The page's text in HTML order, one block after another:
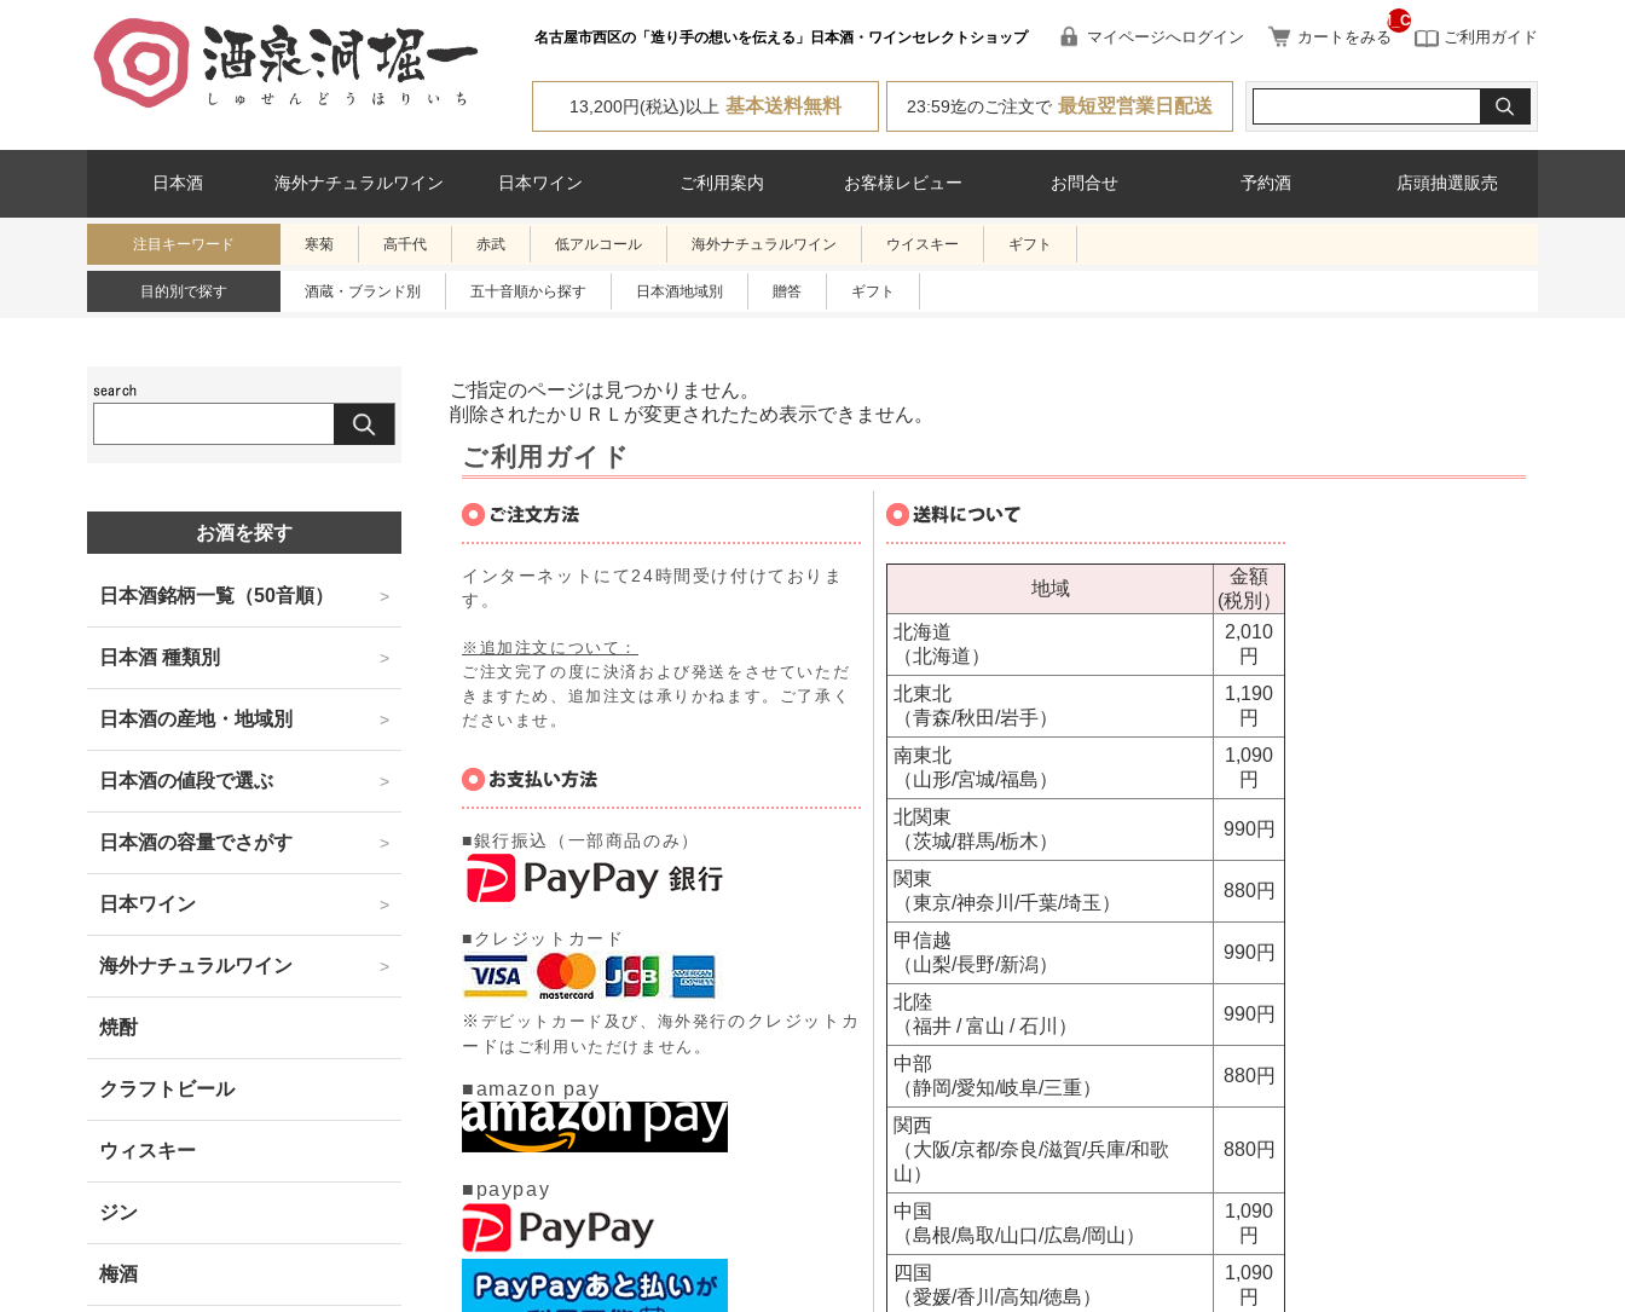
名古屋市西区の「造り手の想いを伝える」日本酒・ワインセレクトショップ マイページへログイン カートをみる
__ITM_CNT__
ご利用ガイド
13,200円(税込)以上 基本送料無料 23:59迄のご注文で 最短翌営業日配送
日本酒 海外ナチュラルワイン 日本ワイン ご利用案内 お客様レビュー お問合せ 予約酒 店頭抽選販売
注目キーワード 寒菊 高千代 赤武 低アルコール 海外ナチュラルワイン ウイスキー ギフト
目的別で探す 酒蔵・ブランド別 五十音順から探す 日本酒地域別 贈答 ギフト
ご指定のページは見つかりません。
削除されたかＵＲＬが変更されたため表示できません。
ご利用ガイド
インターネットにて24時間受け付けておりま
す。
※追加注文について：
ご注文完了の度に決済および発送をさせていただ
きますため、追加注文は承りかねます。ご了承く
ださいませ。
■銀行振込（一部商品のみ）
■クレジットカード
※ デビットカード及び、 海外発行のクレジットカ
ード はご利用いただけません。
■amazon pay
■paypay
地域
金額
(税別）
北海道
（北海道）
2,010
円
北東北
（青森/秋田/岩手）
1,190
円
南東北
（山形/宮城/福島）
1,090
円
北関東
（茨城/群馬/栃木）
990円
関東
（東京/神奈川/千葉/埼玉）
880円
甲信越
（山梨/長野/新潟）
990円
北陸
（福井 / 富山 / 石川）
990円
中部
（静岡/愛知/岐阜/三重）
880円
関西
（大阪/京都/奈良/滋賀/兵庫/和歌
山）
880円
中国
（島根/鳥取/山口/広島/岡山）
1,090
円
四国
（愛媛/香川/高知/徳島）
1,090
円
お酒を探す
日本酒銘柄一覧（50音順）
日本酒 種類別
日本酒の産地・地域別
日本酒の値段で選ぶ
日本酒の容量でさがす
日本ワイン
海外ナチュラルワイン
焼酎
クラフトビール
ウィスキー
ジン
梅酒